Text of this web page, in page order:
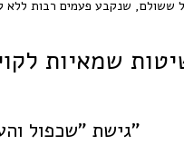
שמאיות
1. גישת "שכפול והעתקת מחירים"